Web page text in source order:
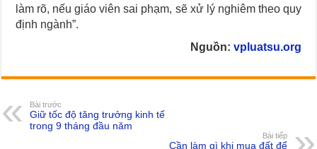
làm rõ, nếu giáo viên sai phạm, sẽ xử lý nghiêm theo quy
định ngành”.
Nguồn: vpluatsu.org
Bài trước
Giữ tốc độ tăng trưởng kinh tế
trong 9 tháng đầu năm
Bài tiếp
Cần làm gì khi mua đất để